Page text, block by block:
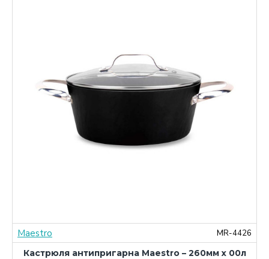
Maestro
MR-4426
Кастрюля антипригарна Maestro – 260мм x 00л